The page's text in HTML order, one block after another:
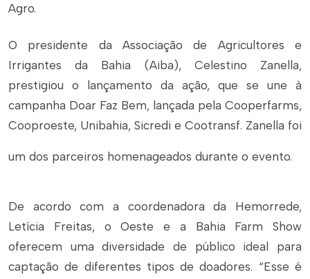
Agro.
O presidente da Associação de Agricultores e
Irrigantes da Bahia (Aiba), Celestino Zanella,
prestigiou o lançamento da ação, que se une à
campanha Doar Faz Bem, lançada pela Cooperfarms,
Cooproeste, Unibahia, Sicredi e Cootransf. Zanella foi
um dos parceiros homenageados durante o evento.
De acordo com a coordenadora da Hemorrede,
Letícia Freitas, o Oeste e a Bahia Farm Show
oferecem uma diversidade de público ideal para
captação de diferentes tipos de doadores. “Esse é